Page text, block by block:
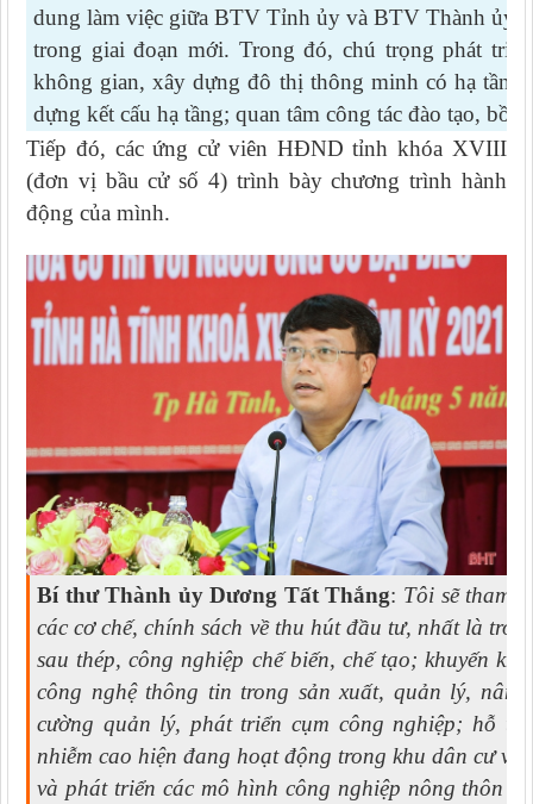
dung làm việc giữa BTV Tỉnh ủy và BTV Thành ủy
trong giai đoạn mới. Trong đó, chú trọng phát
không gian, xây dựng đô thị thông minh có hạ tầng
dựng kết cấu hạ tầng; quan tâm công tác đào tạo, bồi
Tiếp đó, các ứng cử viên HĐND tỉnh khóa XVIII
(đơn vị bầu cử số 4) trình bày chương trình hành
động của mình.
Bí thư Thành ủy Dương Tất Thắng: Tôi sẽ tham
các cơ chế, chính sách về thu hút đầu tư, nhất là
sau thép, công nghiệp chế biến, chế tạo; khuyến
công nghệ thông tin trong sản xuất, quản lý,
cường quản lý, phát triển cụm công nghiệp; hỗ
nhiễm cao hiện đang hoạt động trong khu dân cư
và phát triển các mô hình công nghiệp nông thôn